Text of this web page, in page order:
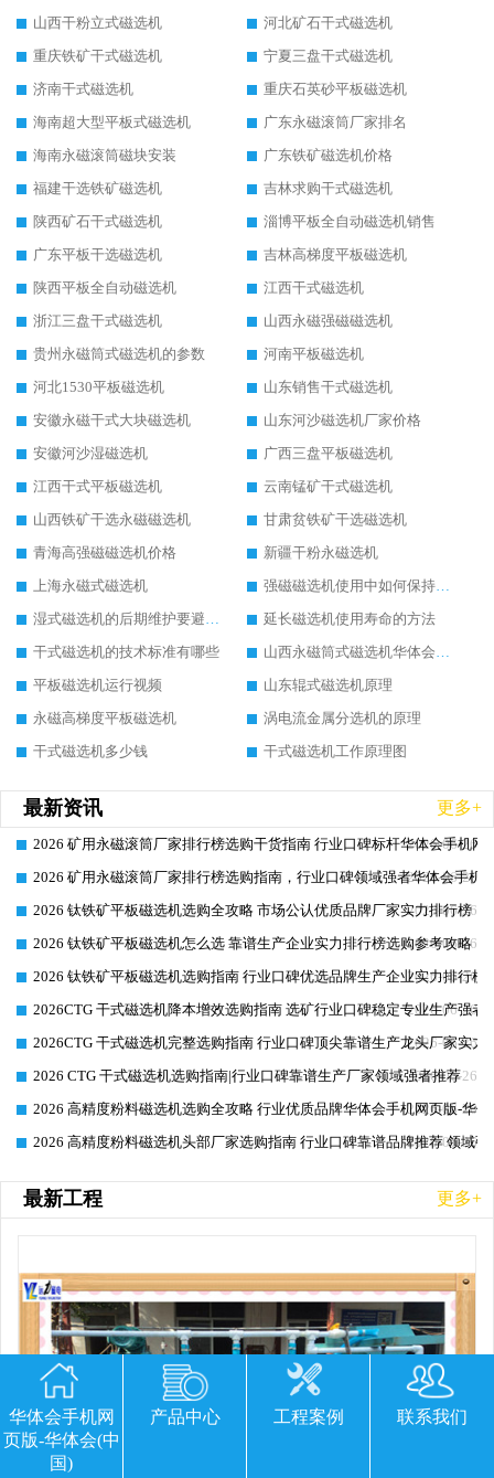
山西干粉立式磁选机
河北矿石干式磁选机
重庆铁矿干式磁选机
宁夏三盘干式磁选机
济南干式磁选机
重庆石英砂平板磁选机
海南超大型平板式磁选机
广东永磁滚筒厂家排名
海南永磁滚筒磁块安装
广东铁矿磁选机价格
福建干选铁矿磁选机
吉林求购干式磁选机
陕西矿石干式磁选机
淄博平板全自动磁选机销售
广东平板干选磁选机
吉林高梯度平板磁选机
陕西平板全自动磁选机
江西干式磁选机
浙江三盘干式磁选机
山西永磁强磁磁选机
贵州永磁筒式磁选机的参数
河南平板磁选机
河北1530平板磁选机
山东销售干式磁选机
安徽永磁干式大块磁选机
山东河沙磁选机厂家价格
安徽河沙湿磁选机
广西三盘平板磁选机
江西干式平板磁选机
云南锰矿干式磁选机
山西铁矿干选永磁磁选机
甘肃贫铁矿干选磁选机
青海高强磁磁选机价格
新疆干粉永磁选机
上海永磁式磁选机
强磁磁选机使用中如何保持其顺畅运行
湿式磁选机的后期维护要避开哪些坑
延长磁选机使用寿命的方法
干式磁选机的技术标准有哪些
山西永磁筒式磁选机华体会手机网页版-华体会(中国)
平板磁选机运行视频
山东辊式磁选机原理
永磁高梯度平板磁选机
涡电流金属分选机的原理
干式磁选机多少钱
干式磁选机工作原理图
最新资讯 更多+
2026-06-26
2026 矿用永磁滚筒厂家排行榜选购干货指南 行业口碑标杆华体会手机网
2026-06-26
2026 矿用永磁滚筒厂家排行榜选购指南，行业口碑领域强者华体会手机
2026-06-26
2026 钛铁矿平板磁选机选购全攻略 市场公认优质品牌厂家实力排行榜
2026-06-26
2026 钛铁矿平板磁选机怎么选 靠谱生产企业实力排行榜选购参考攻略
2026-06-26
2026 钛铁矿平板磁选机选购指南 行业口碑优选品牌生产企业实力排行榜
2026-06-26
2026CTG 干式磁选机降本增效选购指南 选矿行业口碑稳定专业生产强者
2026-06-26
2026CTG 干式磁选机完整选购指南 行业口碑顶尖靠谱生产龙头厂家实力
2026-06-26
2026 CTG 干式磁选机选购指南|行业口碑靠谱生产厂家领域强者推荐
2026-06-26
2026 高精度粉料磁选机选购全攻略 行业优质品牌华体会手机网页版-华
2026-06-26
2026 高精度粉料磁选机头部厂家选购指南 行业口碑靠谱品牌推荐 领域
最新工程 更多+
华体会手机网
页版-华体会(中
国)
产品中心 工程案例 联系我们